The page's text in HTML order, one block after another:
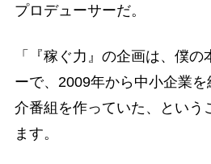
プロデューサーだ。
「『稼ぐ力』の企画は、僕
ーで、2009年から中小企業
介番組を作っていた、という
ます。